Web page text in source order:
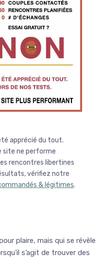
apprécié du tout.
site ne performe
rencontres libertines
vérifiez notre
& légitimes.
plaire, mais qui se révèle
s’agit de trouver des